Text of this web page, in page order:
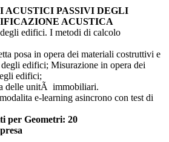
ACUSTICI PASSIVI DEGLI
ACUSTICA
edifici. I metodi di calcolo
posa in opera dei materiali costruttivi e
edifici; Misurazione in opera dei
edifici;
delle unitÃ immobiliari.
e-learning asincrono con test di
per Geometri: 20